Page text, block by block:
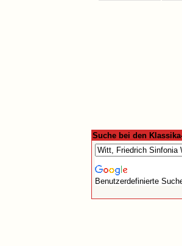
Suche bei den
Benutzerdefinierte